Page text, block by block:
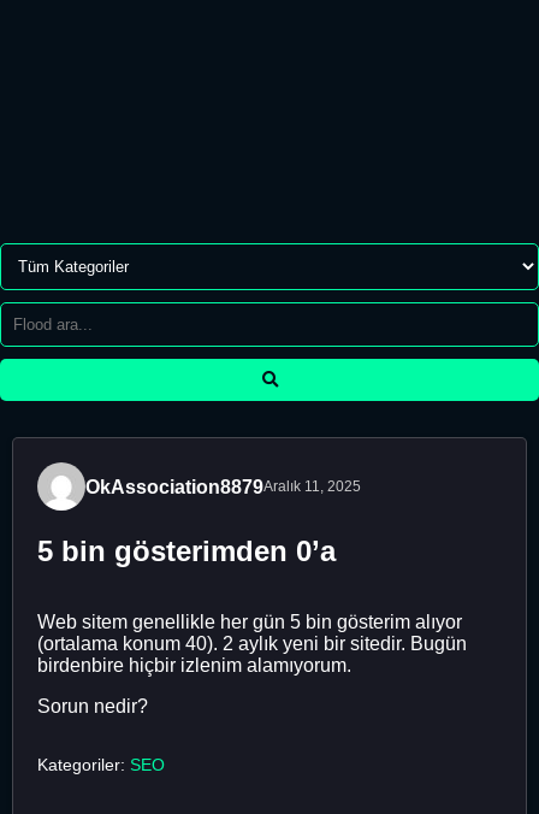
OkAssociation8879Aralık 11, 2025
5 bin gösterimden 0’a
Web sitem genellikle her gün 5 bin gösterim alıyor
(ortalama konum 40). 2 aylık yeni bir sitedir. Bugün
birdenbire hiçbir izlenim alamıyorum.
Sorun nedir?
Kategoriler: SEO